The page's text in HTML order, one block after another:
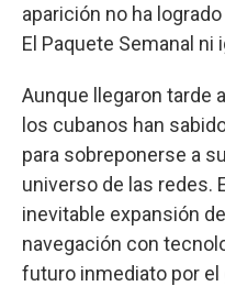
aparición no ha
El Paquete Semanal ni
Aunque llegaron tarde
los cubanos han
para sobreponerse a
universo de las redes.
inevitable expansión
navegación con
futuro inmediato por el